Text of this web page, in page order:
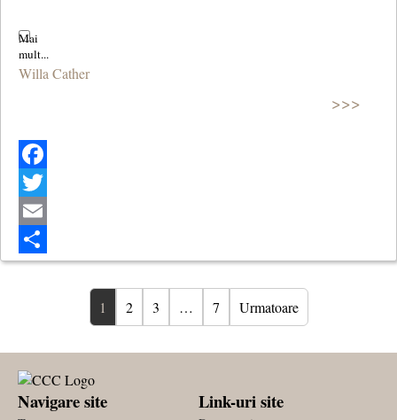
Willa Cather
>>>
Facebook
Twitter
Email
Share
1 2 3 … 7 Urmatoare
Navigare site Link-uri site